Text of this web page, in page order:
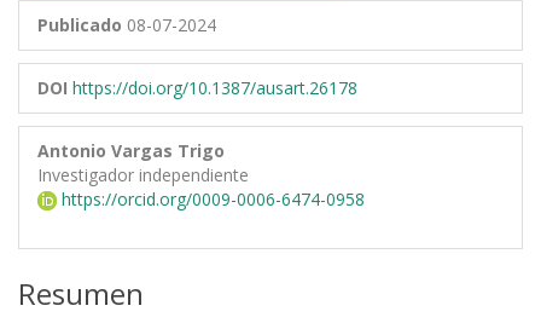
Publicado 08-07-2024
DOI https://doi.org/10.1387/ausart.26178
Antonio Vargas Trigo
Investigador independiente
https://orcid.org/0009-0006-6474-0958
Resumen